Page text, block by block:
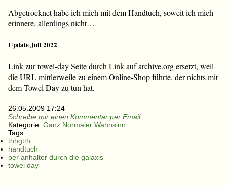
Abgetrocknet habe ich mich mit dem Handtuch, soweit ich mich
erinnere, allerdings nicht…
Update Juli 2022
Link zur towel-day Seite durch Link auf archive.org ersetzt, weil
die URL mittlerweile zu einem Online-Shop führte, der nichts mit
dem Towel Day zu tun hat.
26.05.2009 17:24
Schreibe mir einen Kommentar per Email
Kategorie: Ganz Normaler Wahnsinn
Tags:
thhgtth
handtuch
per anhalter durch die galaxis
towel day